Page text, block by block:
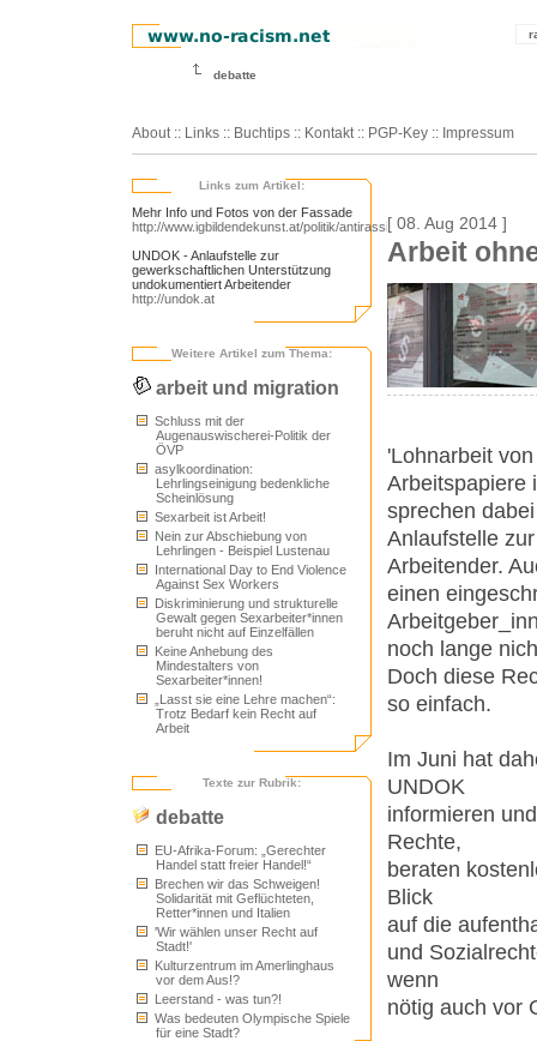
debatte
About :: Links :: Buchtips :: Kontakt :: PGP-Key :: Impressum
Links zum Artikel:
Mehr Info und Fotos von der Fassade
http://www.igbildendekunst.at/politik/antirassismus/plakate
UNDOK - Anlaufstelle zur
gewerkschaftlichen Unterstützung
undokumentiert Arbeitender
http://undok.at
Weitere Artikel zum Thema:
arbeit und migration
Schluss mit der
Augenauswischerei-Politik der
ÖVP
asylkoordination:
Lehrlingseinigung bedenkliche
Scheinlösung
Sexarbeit ist Arbeit!
Nein zur Abschiebung von
Lehrlingen - Beispiel Lustenau
International Day to End Violence
Against Sex Workers
Diskriminierung und strukturelle
Gewalt gegen Sexarbeiter*innen
beruht nicht auf Einzelfällen
Keine Anhebung des
Mindestalters von
Sexarbeiter*innen!
„Lasst sie eine Lehre machen“:
Trotz Bedarf kein Recht auf
Arbeit
Texte zur Rubrik:
debatte
EU-Afrika-Forum: „Gerechter
Handel statt freier Handel!“
Brechen wir das Schweigen!
Solidarität mit Geflüchteten,
Retter*innen und Italien
'Wir wählen unser Recht auf
Stadt!'
Kulturzentrum im Amerlinghaus
vor dem Aus!?
Leerstand - was tun?!
Was bedeuten Olympische Spiele
für eine Stadt?
[ 08. Aug 2014 ]
Arbeit
'Lohnarbeit
Arbeitspapiere
sprechen
Anlaufstelle
Arbeitender.
einen
noch lange
Doch diese
so einfach.
Im Juni hat
UNDOK
informieren
Rechte,
beraten
Blick
auf die
und
wenn
nötig auch vor